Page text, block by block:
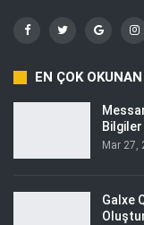
EN ÇOK OKUNAN
Mar 27,
Galxe